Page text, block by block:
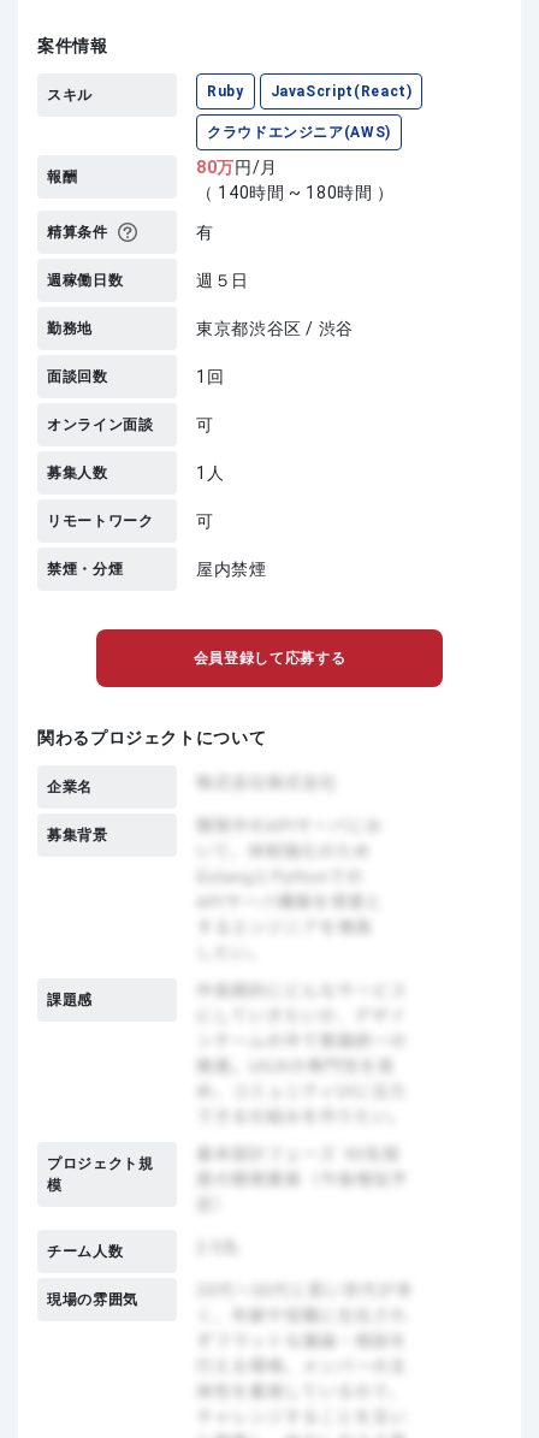
案件情報
スキル Ruby JavaScript(React)
クラウドエンジニア(AWS)
報酬 80万円/月
（ 140時間 ~ 180時間 ）
精算条件 有
週稼働日数 週５日
勤務地 東京都渋谷区 / 渋谷
面談回数 1回
オンライン面談 可
募集人数 1人
リモートワーク 可
禁煙・分煙 屋内禁煙
会員登録して応募する
関わるプロジェクトについて
企業名
募集背景
課題感
プロジェクト規
模
チーム人数
現場の雰囲気